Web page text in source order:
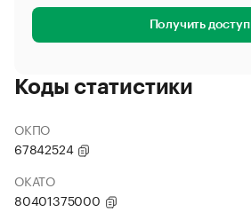
Получить доступ
Коды статистики
ОКПО
67842524
ОКАТО
80401375000